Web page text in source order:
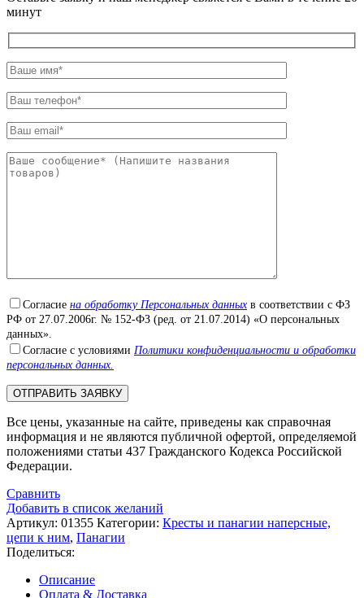
минут
Согласие на обработку Персональных данных в соответствии с ФЗ
РФ от 27.07.2006г. № 152-ФЗ (ред. от 21.07.2014) «О персональных
данных».
Согласие с условиями Политики конфиденциальности и обработки
персональных данных.
Все цены, указанные на сайте, приведены как справочная
информация и не являются публичной офертой, определяемой
положениями статьи 437 Гражданского Кодекса Российской
Федерации.
Сравнить
Добавить в список желаний
Артикул: 01355 Категории: Кресты и панагии наперсные,
цепи к ним, Панагии
Поделиться:
Описание
Оплата & Доставка